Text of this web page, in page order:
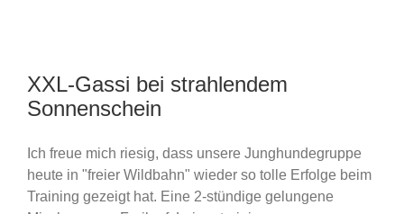
XXL-Gassi bei strahlendem
Sonnenschein
Ich freue mich riesig, dass unsere Junghundegruppe
heute in "freier Wildbahn" wieder so tolle Erfolge beim
Training gezeigt hat. Eine 2-stündige gelungene